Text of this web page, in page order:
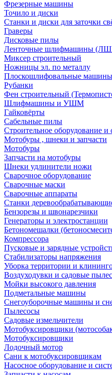
Фрезерные машины
Точило и диски
Станки и диски для заточки
Граверы
Дисковые пилы
Ленточные шлифмашины
Миксер строительный
Ножницы эл. по металлу
Плоскошлифовальные
Рубанки
Фен строительный
Шлифмашины и УШМ
Гайковёрты
Сабельные пилы
Строительное оборудование и
Мотобуры , шнеки и запчасти
Мотобуры
Запчасти на мотобуры
Шнеки удлинители ножи
Сварочное оборудование
Сварочные маски
Сварочные аппараты
Станки
Бензорезы и швонарезчики
Генераторы и электростанции
Бетономешалки
Компрессора
Пусковые и зарядные
Стабилизаторы напряжения
Уборка территории и
Воздуходувки и садовые
Мойки высокого давления
Подметальные машины
Снегоуборочные машины и
Пылесосы
Садовые измельчители
Мотобуксировщики
Мотобуксировщики
Лодочный мотор
Сани к мотобуксировщикам
Насосное оборудование и